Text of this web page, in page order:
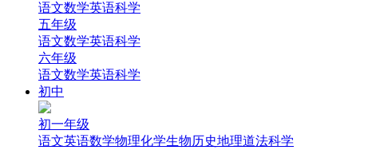
语文数学英语科学
五年级
语文数学英语科学
六年级
语文数学英语科学
初中
初一年级
语文英语数学物理化学生物历史地理道法科学